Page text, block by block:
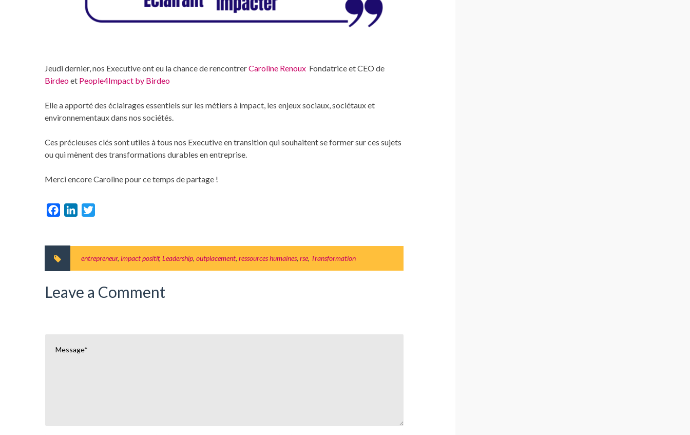
Jeudi dernier, nos Executive ont eu la chance de rencontrerCaroline Renoux Fondatrice et CEO de
Birdeoet People4Impact by Birdeo
Elle a apporté des éclairages essentiels sur les métiers à impact, les enjeux sociaux, sociétaux et
environnementaux dans nos sociétés.
Ces précieuses clés sont utiles à tous nos Executive en transition qui souhaitent se former sur ces sujets
ou qui mènent des transformations durables en entreprise.
Merci encore Caroline pour ce temps de partage !
FacebookLinkedIn
entrepreneur, impact positif, Leadership, outplacement, ressources humaines, rse, Transformation
Leave a Comment